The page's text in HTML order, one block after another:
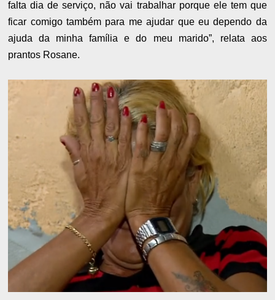
falta dia de serviço, não vai trabalhar porque ele tem que
ficar comigo também para me ajudar que eu dependo da
ajuda da minha família e do meu marido”, relata aos
prantos Rosane.